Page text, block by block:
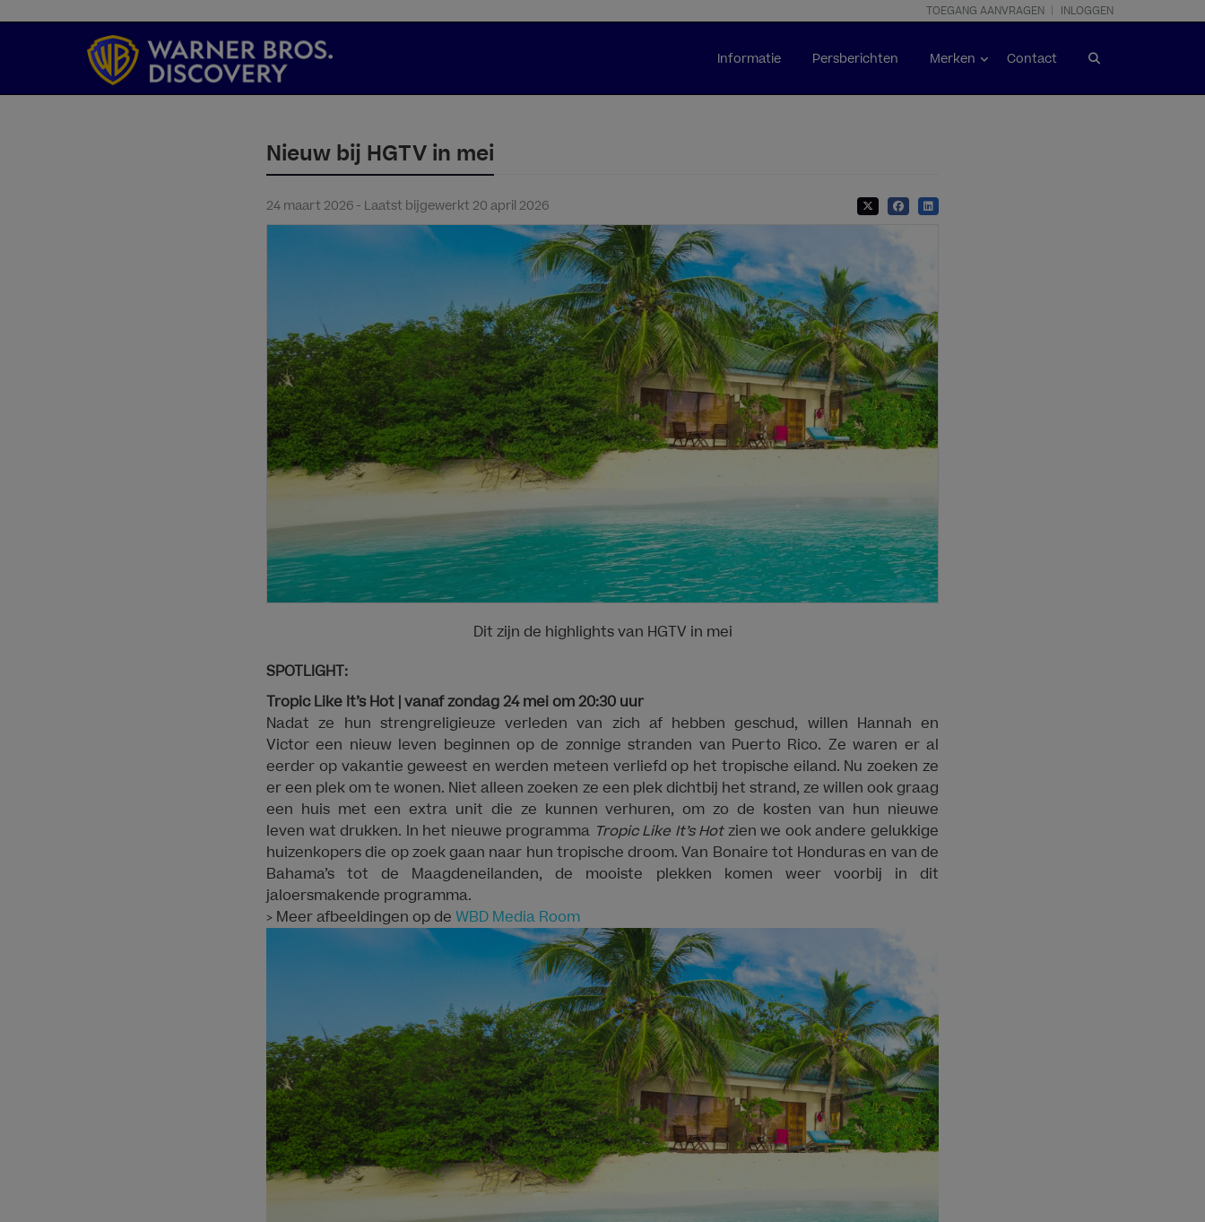
TOEGANG AANVRAGEN INLOGGEN
Informatie Persberichten Merken Contact
Nieuw bij HGTV in mei
24 maart 2026 - Laatst bijgewerkt 20 april 2026
Dit zijn de highlights van HGTV in mei
SPOTLIGHT:
Tropic Like It’s Hot | vanaf zondag 24 mei om 20:30 uur
Nadat ze hun strengreligieuze verleden van zich af hebben geschud, willen Hannah en
Victor een nieuw leven beginnen op de zonnige stranden van Puerto Rico. Ze waren er al
eerder op vakantie geweest en werden meteen verliefd op het tropische eiland. Nu zoeken ze
er een plek om te wonen. Niet alleen zoeken ze een plek dichtbij het strand, ze willen ook graag
een huis met een extra unit die ze kunnen verhuren, om zo de kosten van hun nieuwe
leven wat drukken. In het nieuwe programma Tropic Like It’s Hotzien we ook andere gelukkige
huizenkopers die op zoek gaan naar hun tropische droom. Van Bonaire tot Honduras en van de
Bahama’s tot de Maagdeneilanden, de mooiste plekken komen weer voorbij in dit
jaloersmakende programma.
> Meer afbeeldingen op de WBD Media Room